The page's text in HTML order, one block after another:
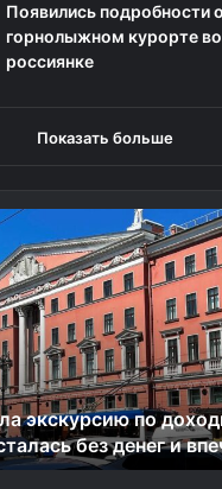
Появились подробности
горнолыжном курорте
россиянке
Показать больше
экскурсию по
без денег и